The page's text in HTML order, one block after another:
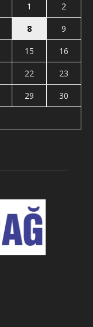
1
2
8
9
15
16
22
23
29
30